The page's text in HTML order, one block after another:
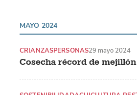
MAYO 2024
Cosecha récord de
CRIANZASPERSONAS29 mayo 2024